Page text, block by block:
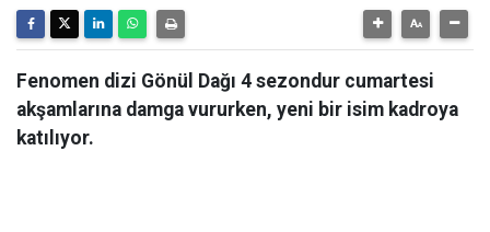
Fenomen dizi Gönül Dağı 4 sezondur cumartesi
akşamlarına damga vururken, yeni bir isim kadroya
katılıyor.